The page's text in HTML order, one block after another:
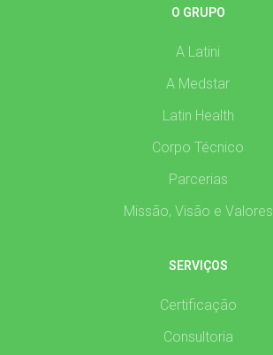
O GRUPO
A Latini
A Medstar
Latin Health
Corpo Técnico
Parcerias
Missão, Visão e Valores
SERVIÇOS
Certificação
Consultoria